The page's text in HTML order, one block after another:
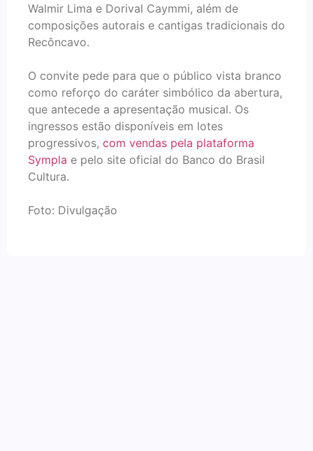
Walmir Lima e Dorival Caymmi, além de
composições autorais e cantigas tradicionais do
Recôncavo.
O convite pede para que o público vista branco
como reforço do caráter simbólico da abertura,
que antecede a apresentação musical. Os
ingressos estão disponíveis em lotes
progressivos, com vendas pela plataforma
Sympla e pelo site oficial do Banco do Brasil
Cultura.
Foto: Divulgação